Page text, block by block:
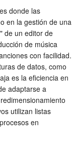
donde las
en la gestión de una
de un editor de
de música
con facilidad.
de datos, como
es la eficiencia en
adaptarse a
utilizan listas
en